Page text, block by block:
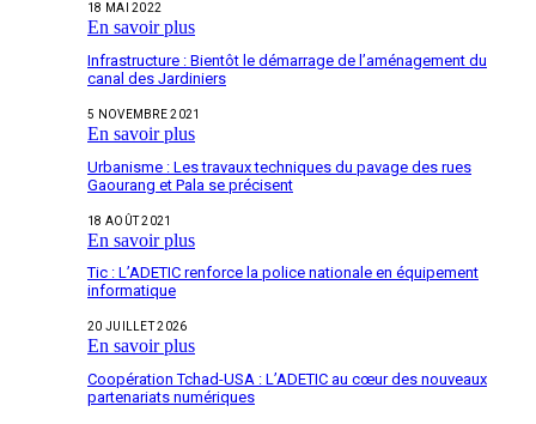
18 MAI 2022
En savoir plus
Infrastructure : Bientôt le démarrage de l’aménagement du
canal des Jardiniers
5 NOVEMBRE 2021
En savoir plus
Urbanisme : Les travaux techniques du pavage des rues
Gaourang et Pala se précisent
18 AOÛT 2021
En savoir plus
Tic : L’ADETIC renforce la police nationale en équipement
informatique
20 JUILLET 2026
En savoir plus
Coopération Tchad-USA : L’ADETIC au cœur des nouveaux
partenariats numériques